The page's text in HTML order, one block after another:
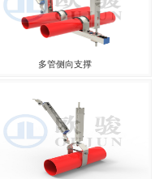
多管侧向支撑